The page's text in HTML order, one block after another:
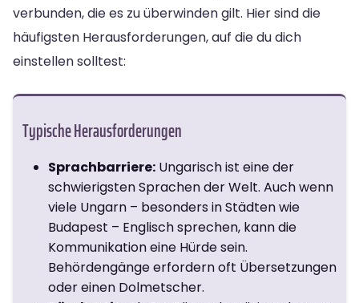
verbunden, die es zu überwinden gilt. Hier sind die
häufigsten Herausforderungen, auf die du dich
einstellen solltest:
Typische Herausforderungen
Sprachbarriere: Ungarisch ist eine der
schwierigsten Sprachen der Welt. Auch wenn
viele Ungarn – besonders in Städten wie
Budapest – Englisch sprechen, kann die
Kommunikation eine Hürde sein.
Behördengänge erfordern oft Übersetzungen
oder einen Dolmetscher.